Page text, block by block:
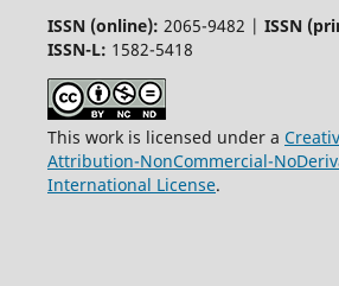
ISSN (online): 2065-9482 | ISSN
ISSN-L: 1582-5418
This work is licensed under a
Attribution-NonCommercial-
International License.